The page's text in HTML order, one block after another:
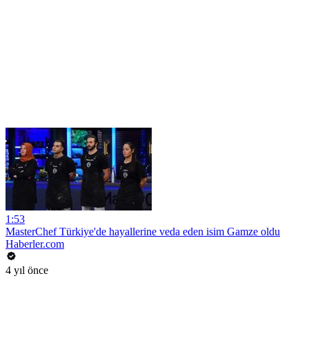
1:53
MasterChef Türkiye'de hayallerine veda eden isim Gamze oldu
Haberler.com
4 yıl önce